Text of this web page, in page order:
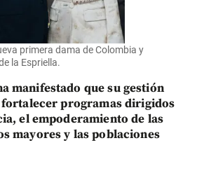
primera dama de Colombia y
la Espriella.
manifestado que su gestión
programas dirigidos
el empoderamiento de las
mayores y las poblaciones